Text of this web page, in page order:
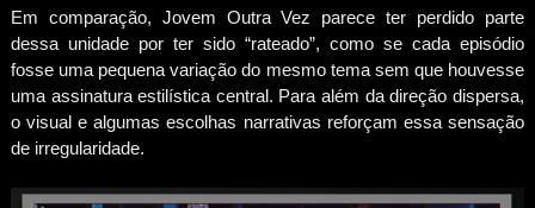
Em comparação, Jovem Outra Vez parece ter perdido parte
dessa unidade por ter sido “rateado”, como se cada episódio
fosse uma pequena variação do mesmo tema sem que houvesse
uma assinatura estilística central. Para além da direção dispersa,
o visual e algumas escolhas narrativas reforçam essa sensação
de irregularidade.